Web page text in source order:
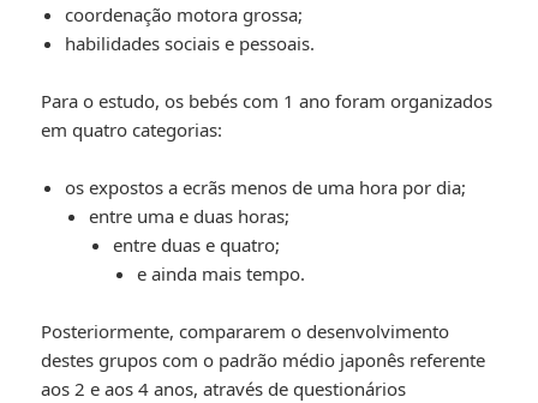
coordenação motora grossa;
habilidades sociais e pessoais.
Para o estudo, os bebés com 1 ano foram organizados
em quatro categorias:
os expostos a ecrãs menos de uma hora por dia;
entre uma e duas horas;
entre duas e quatro;
e ainda mais tempo.
Posteriormente, compararem o desenvolvimento
destes grupos com o padrão médio japonês referente
aos 2 e aos 4 anos, através de questionários